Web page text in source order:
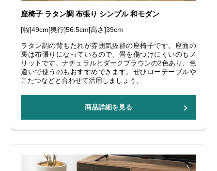
座椅子 ラタン調 布張り シンプル 和モダン
[幅]49cm[奥行]56.5cm[高さ]39cm
ラタン調の背もたれが雰囲気抜群の座椅子です。座面の
裏は布張りになっているので、畳を傷つけにくいのもメ
リットです。ナチュラルとダークブラウンの2色あり、色
違いで使うのもおすすめできます。ぜひローテーブルや
こたつなどと合わせて活用しましょう。
商品詳細を見る